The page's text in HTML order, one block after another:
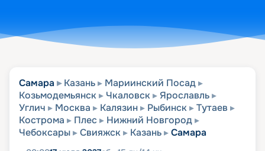
Самара Казань
Мариинский Посад
Козьмодемьянск
Чкаловск
Ярославль
Углич
Москва Калязин Рыбинск
Тутаев
Кострома
Плес
Нижний Новгород
Чебоксары
Свияжск Казань Самара